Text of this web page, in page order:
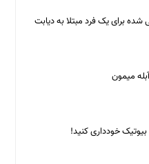
برای یک فرد مبتلا به دیابت
میمون
خودداری کنید!